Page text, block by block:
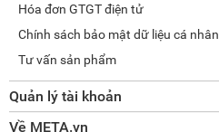
Hóa đơn GTGT điện tử
Chính sách bảo mật dữ liệu cá nhân
Tư vấn sản phẩm
Quản lý tài khoản
Thay đổi thông tin
Về META.vn